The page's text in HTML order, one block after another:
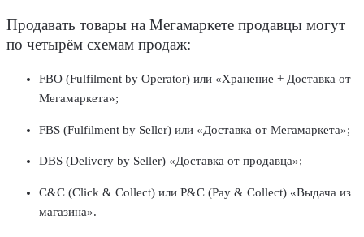
Продавать товары на Мегамаркете продавцы могут
по четырём схемам продаж:
FBO (Fulfilment by Operator) или «Хранение + Доставка от
Мегамаркета»;
FBS (Fulfilment by Seller) или «Доставка от Мегамаркета»;
DBS (Delivery by Seller) «Доставка от продавца»;
C&C (Click & Collect) или P&C (Pay & Collect) «Выдача из
магазина».